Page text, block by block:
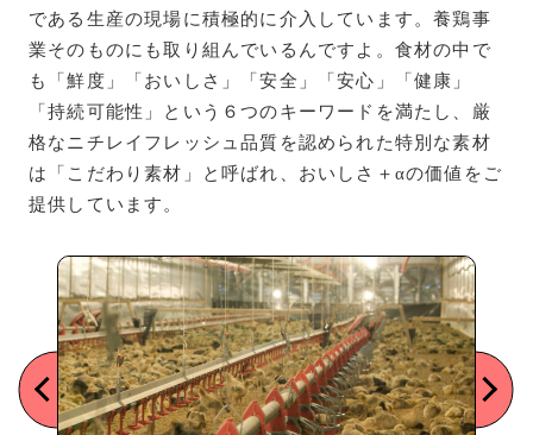
である生産の現場に積極的に介入しています。養鶏事
業そのものにも取り組んでいるんですよ。食材の中で
も「鮮度」「おいしさ」「安全」「安心」「健康」
「持続可能性」という６つのキーワードを満たし、厳
格なニチレイフレッシュ品質を認められた特別な素材
は「こだわり素材」と呼ばれ、おいしさ＋αの価値をご
提供しています。